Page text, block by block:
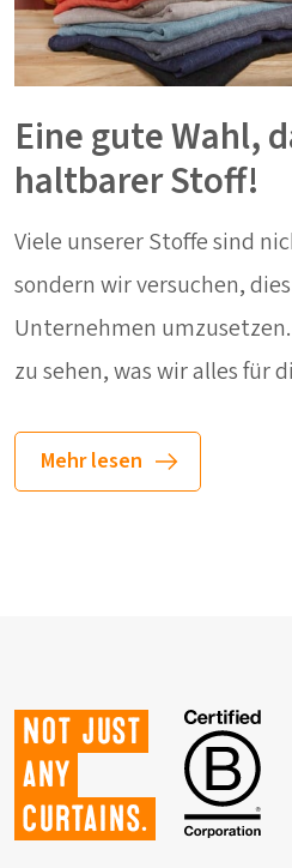
Eine gute Wahl,
haltbarer Stoff!
Viele unserer Stoffe sind
sondern wir versuchen,
Unternehmen
zu sehen, was wir alles für
Mehr lesen
Not just
any
curtains.